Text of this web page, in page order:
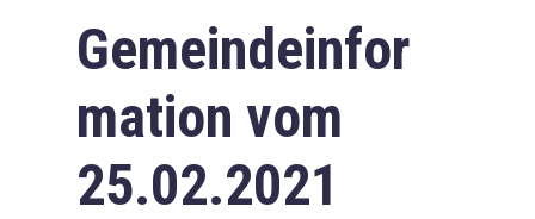
Downloads
Impressum
Datenschutzerklärung
Gemeindeinfor
mation vom
25.02.2021